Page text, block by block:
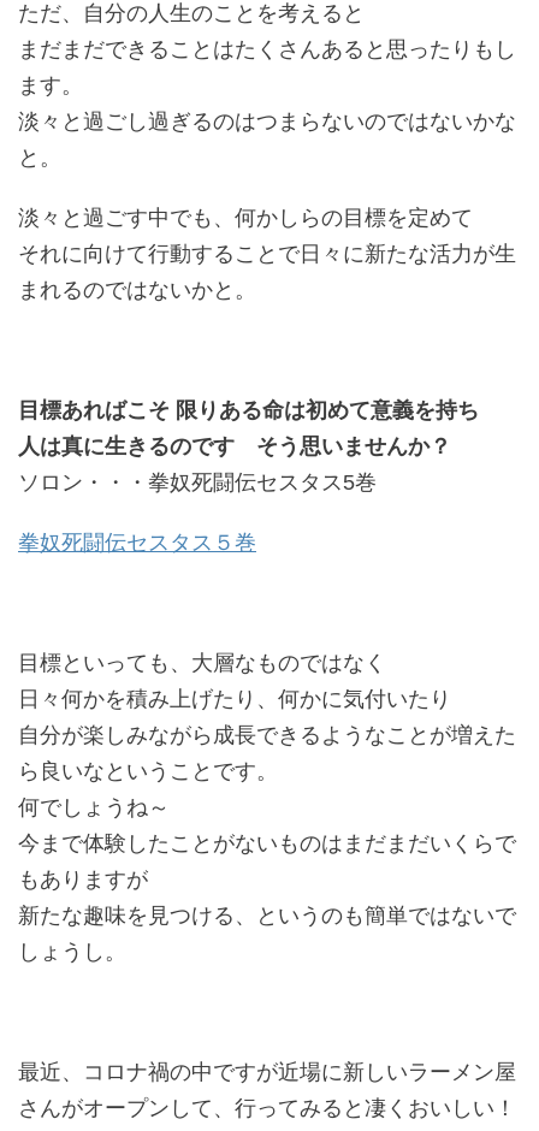
ただ、自分の人生のことを考えると
まだまだできることはたくさんあると思ったりもし
ます。
淡々と過ごし過ぎるのはつまらないのではないかな
と。
淡々と過ごす中でも、何かしらの目標を定めて
それに向けて行動することで日々に新たな活力が生
まれるのではないかと。
目標あればこそ 限りある命は初めて意義を持ち
人は真に生きるのです そう思いませんか？
ソロン・・・拳奴死闘伝セスタス5巻
拳奴死闘伝セスタス５巻
目標といっても、大層なものではなく
日々何かを積み上げたり、何かに気付いたり
自分が楽しみながら成長できるようなことが増えた
ら良いなということです。
何でしょうね～
今まで体験したことがないものはまだまだいくらで
もありますが
新たな趣味を見つける、というのも簡単ではないで
しょうし。
最近、コロナ禍の中ですが近場に新しいラーメン屋
さんがオープンして、行ってみると凄くおいしい！